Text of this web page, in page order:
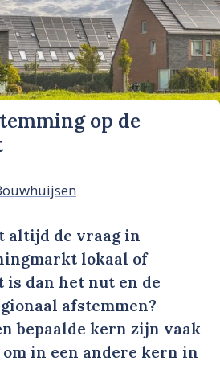
op de
de vraag in
lokaal of
is dan het nut en de
afstemmen?
bepaalde kern zijn vaak
in een andere kern in